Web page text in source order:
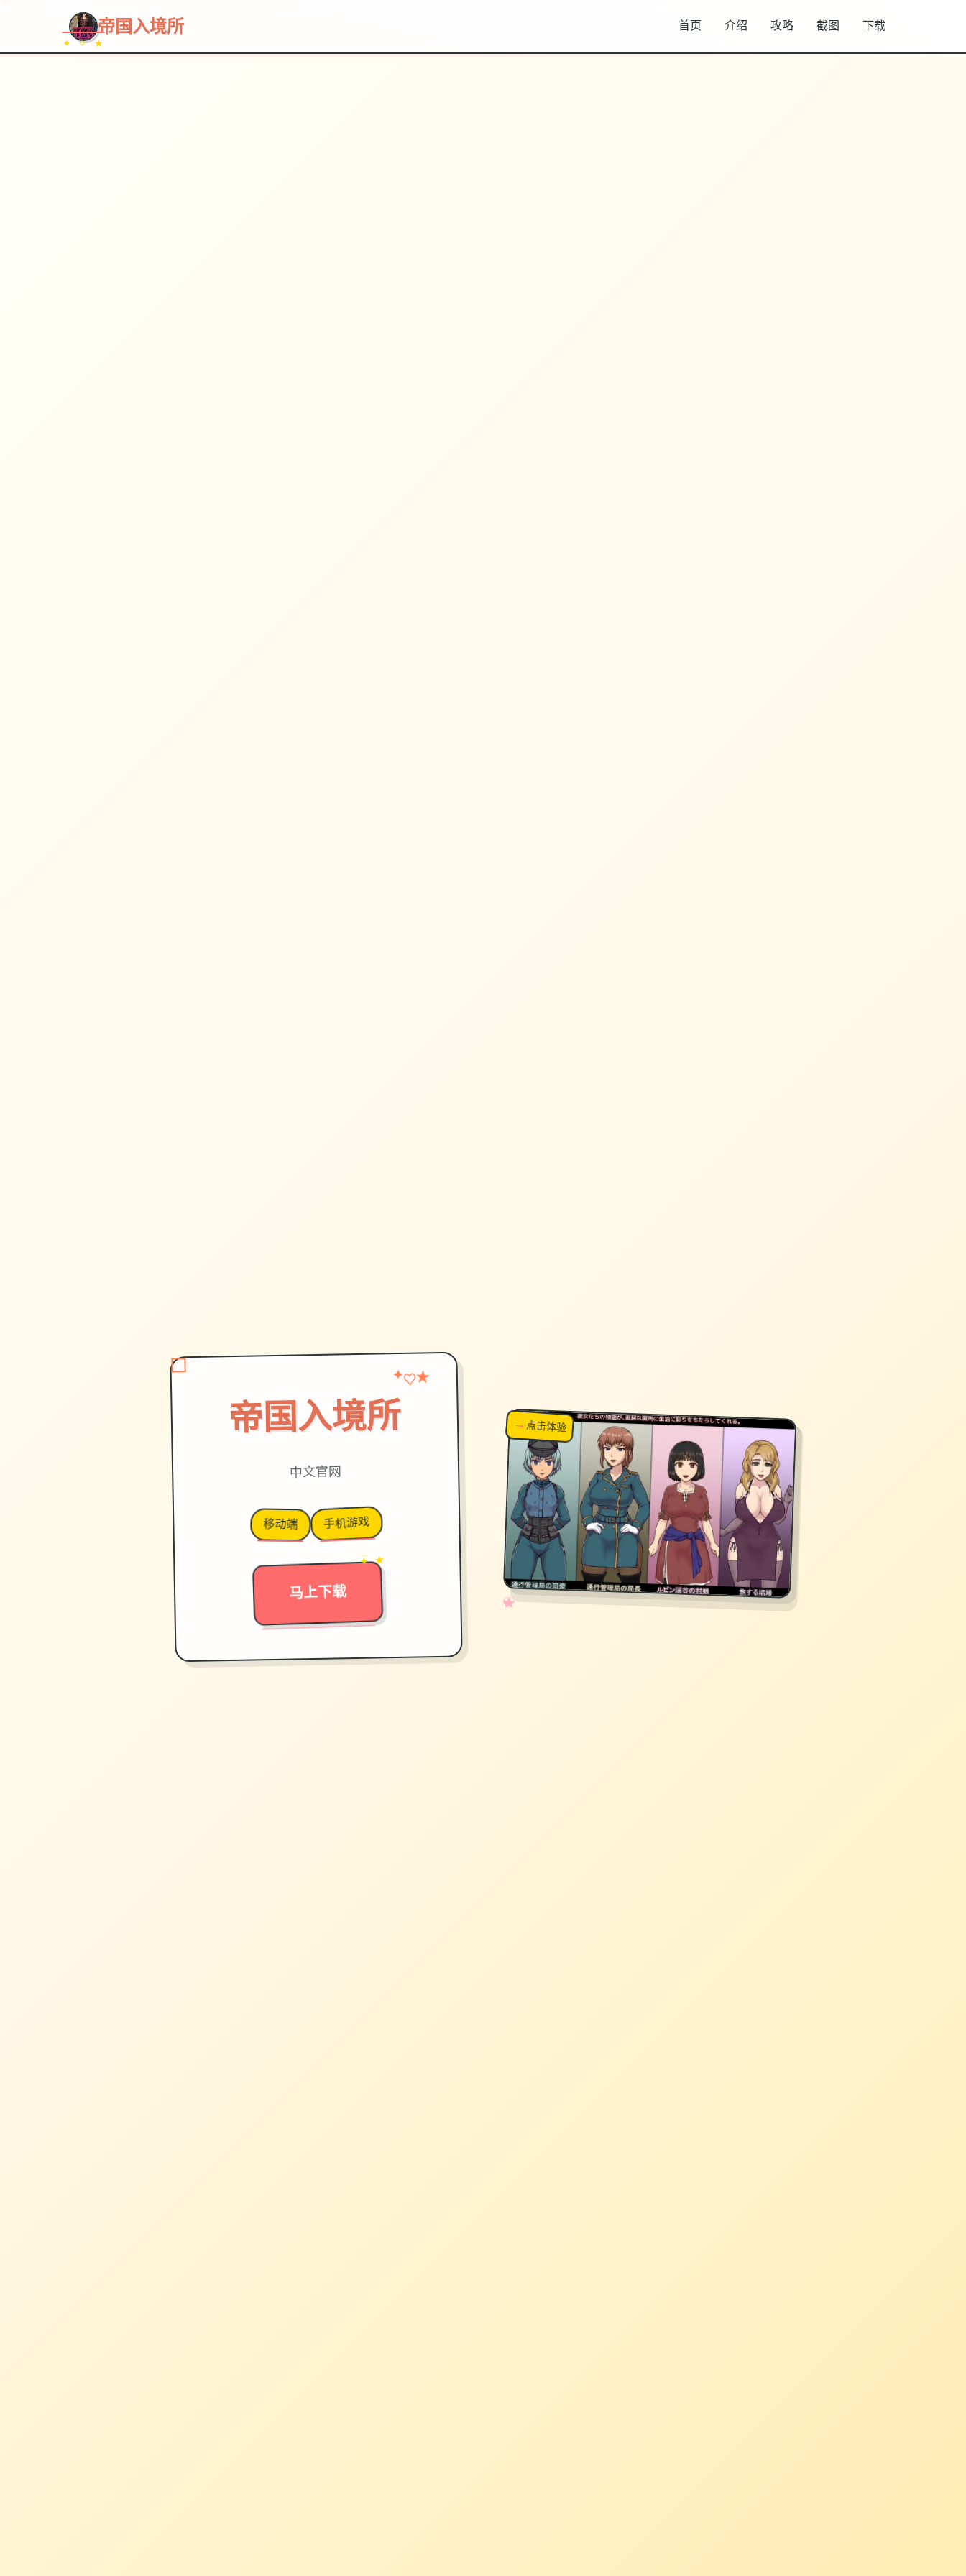
✦ ✧ ★
帝国入境所 首页 介绍 攻略 截图 下载
帝国入境所
✦♡
★
中文官网
移动端 手机游戏
马上下载
→
✦ ★
✧
♡
★
♥
↗超棒！
→点击体验